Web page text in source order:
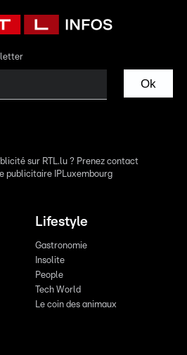
Ok
sur RTL.lu ? Prenez contact
publicitaire IPLuxembourg
Lifestyle
Gastronomie
Insolite
People
Tech World
Le coin des animaux